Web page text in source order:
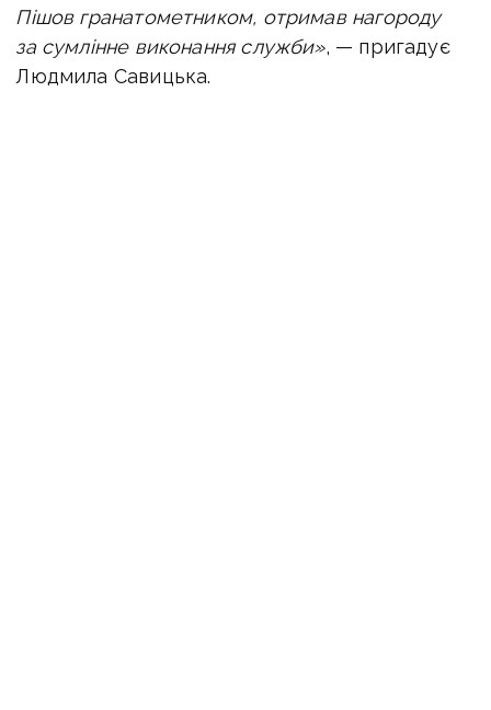
Пішов гранатометником, отримав нагороду
за сумлінне виконання служби», — пригадує
Людмила Савицька.